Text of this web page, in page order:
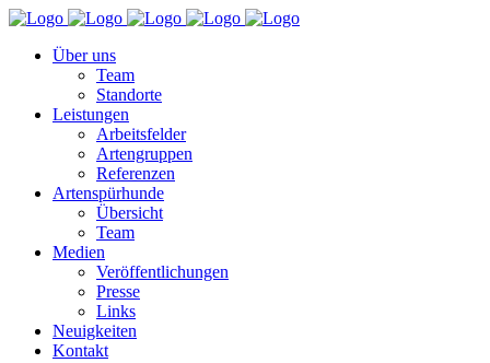
Über uns
Team
Standorte
Leistungen
Arbeitsfelder
Artengruppen
Referenzen
Artenspürhunde
Übersicht
Team
Medien
Veröffentlichungen
Presse
Links
Neuigkeiten
Kontakt